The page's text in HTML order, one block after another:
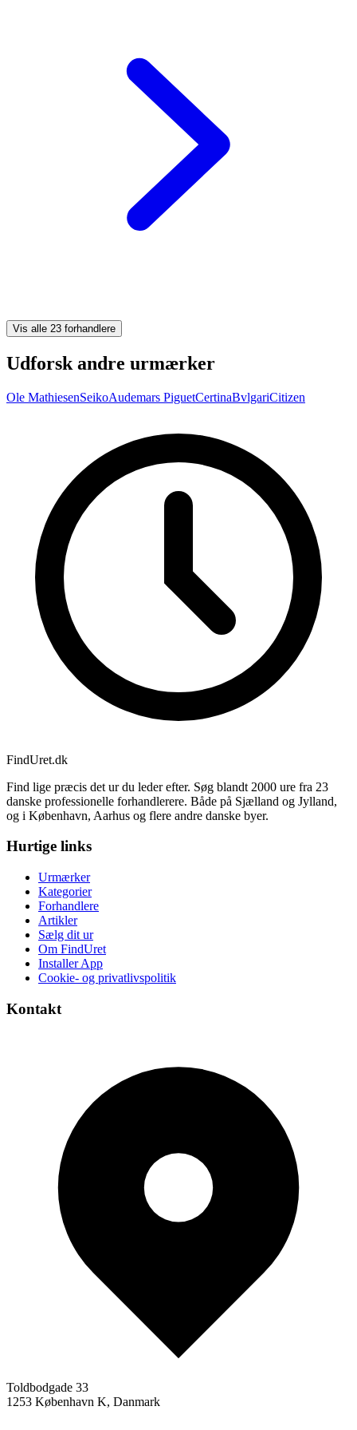
Vis alle 23 forhandlere
Udforsk andre urmærker
Ole MathiesenSeikoAudemars PiguetCertinaBvlgariCitizen
FindUret.dk
Find lige præcis det ur du leder efter. Søg blandt 2000 ure fra 23
danske professionelle forhandlerere. Både på Sjælland og Jylland,
og i København, Aarhus og flere andre danske byer.
Hurtige links
Urmærker
Kategorier
Forhandlere
Artikler
Sælg dit ur
Om FindUret
Installer App
Cookie- og privatlivspolitik
Kontakt
Toldbodgade 33
1253 København K, Danmark